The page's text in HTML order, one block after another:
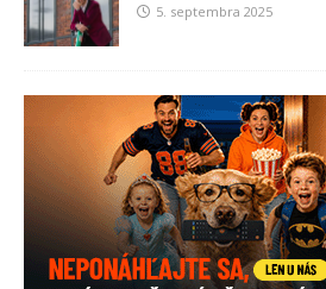
5. septembra 2025